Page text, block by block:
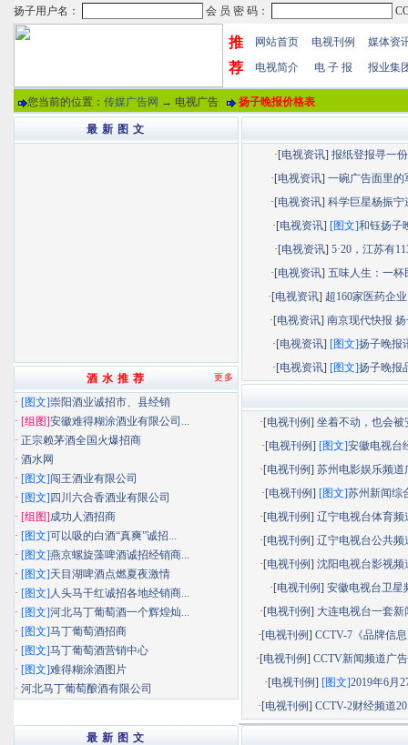
推
荐
网站首页 电视刊例
媒体资
电视简介
电 子 报 报业集
您当前的位置： 传媒广告网 → 电视广告 扬子晚报价格表
·[电视资讯] 报纸登报寻一份
·[电视资讯]一碗广告面里的
·[电视资讯]科学巨星杨振宁
·[电视资讯] [图文]和钰扬子
·[电视资讯]5·20，江苏有
·[电视资讯]五味人生：一杯
·[电视资讯] 超160家医药企
·[电视资讯] 南京现代快报 扬
·[电视资讯] [图文]扬子晚报
·[电视资讯] [图文]扬子晚报
·[电视刊例]坐着不动，也会被
·[电视刊例] [图文]安徽电视台
·[电视刊例]苏州电影娱乐频道
·[电视刊例] [图文]苏州新闻综
·[电视刊例]辽宁电视台体育频
·[电视刊例]辽宁电视台公共频
·[电视刊例]沈阳电视台影视频
·[电视刊例] 安徽电视台卫星
·[电视刊例] 大连电视台一套新
·[电视刊例] CCTV-7《品牌信
·[电视刊例]CCTV新闻频道广
·[电视刊例] [图文]2019年6月
·[电视刊例] CCTV-2财经频道
最 新 图 文
更多
酒 水 推 荐
· [图文]崇阳酒业诚招市、县经销
· [组图]安徽难得糊涂酒业有限公司...
· 正宗赖茅酒全国火爆招商
· 酒水网
· [图文]闯王酒业有限公司
· [图文] 四川六合香酒业有限公司
· [组图]成功人酒招商
· [图文]可以吸的白酒“真爽”诚招...
· [图文]燕京螺旋藻啤酒诚招经销商...
· [图文]天目湖啤酒点燃夏夜激情
· [图文] 人头马干红诚招各地经销商...
· [图文]河北马丁葡萄酒一个辉煌灿...
· [图文]马丁葡萄酒招商
· [图文]马丁葡萄酒营销中心
· [图文]难得糊涂酒图片
· 河北马丁葡萄酿酒有限公司
最 新 图 文